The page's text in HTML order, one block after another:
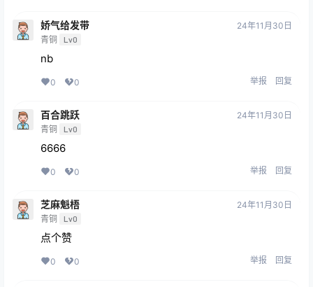
娇气给发带
青铜 Lv0
24年11月30日
nb
0 0 举报 回复
百合跳跃
青铜 Lv0
24年11月30日
6666
0 0 举报 回复
芝麻魁梧
青铜 Lv0
24年11月30日
点个赞
0 0 举报 回复